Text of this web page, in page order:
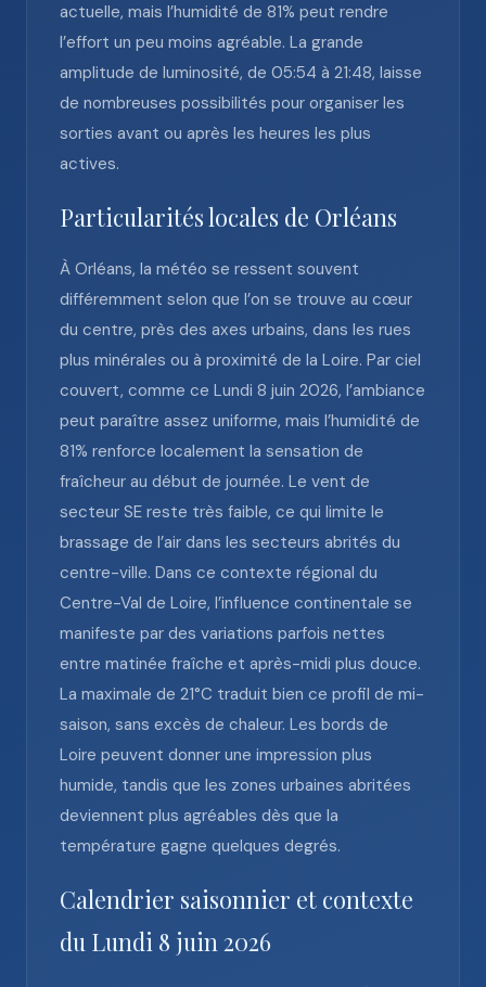
actuelle, mais l’humidité de 81% peut rendre
l’effort un peu moins agréable. La grande
amplitude de luminosité, de 05:54 à 21:48, laisse
de nombreuses possibilités pour organiser les
sorties avant ou après les heures les plus
actives.
Particularités locales de Orléans
À Orléans, la météo se ressent souvent
différemment selon que l’on se trouve au cœur
du centre, près des axes urbains, dans les rues
plus minérales ou à proximité de la Loire. Par ciel
couvert, comme ce Lundi 8 juin 2026, l’ambiance
peut paraître assez uniforme, mais l’humidité de
81% renforce localement la sensation de
fraîcheur au début de journée. Le vent de
secteur SE reste très faible, ce qui limite le
brassage de l’air dans les secteurs abrités du
centre-ville. Dans ce contexte régional du
Centre-Val de Loire, l’influence continentale se
manifeste par des variations parfois nettes
entre matinée fraîche et après-midi plus douce.
La maximale de 21°C traduit bien ce profil de mi-
saison, sans excès de chaleur. Les bords de
Loire peuvent donner une impression plus
humide, tandis que les zones urbaines abritées
deviennent plus agréables dès que la
température gagne quelques degrés.
Calendrier saisonnier et contexte
du Lundi 8 juin 2026